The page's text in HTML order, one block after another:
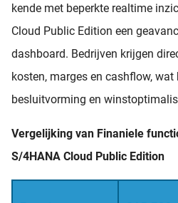
kende met beperkte realtime
Cloud Public Edition een
dashboard. Bedrijven krijgen
kosten, marges en cashflow,
besluitvorming en
Vergelijking van Finaniele
S/4HANA Cloud Public Edition